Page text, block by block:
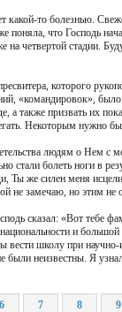
какой-то болезнью.
поняла, что Господь
на четвертой стадии.
которого
«командировок»,
а также призвать
Некоторым нужно
людям о Нем с
стали болеть ноги в
Ты же силен меня
не замечаю, но этим
сказал: «Вот тебе
и
школу при
неизвестны. Я
6 7 8 9